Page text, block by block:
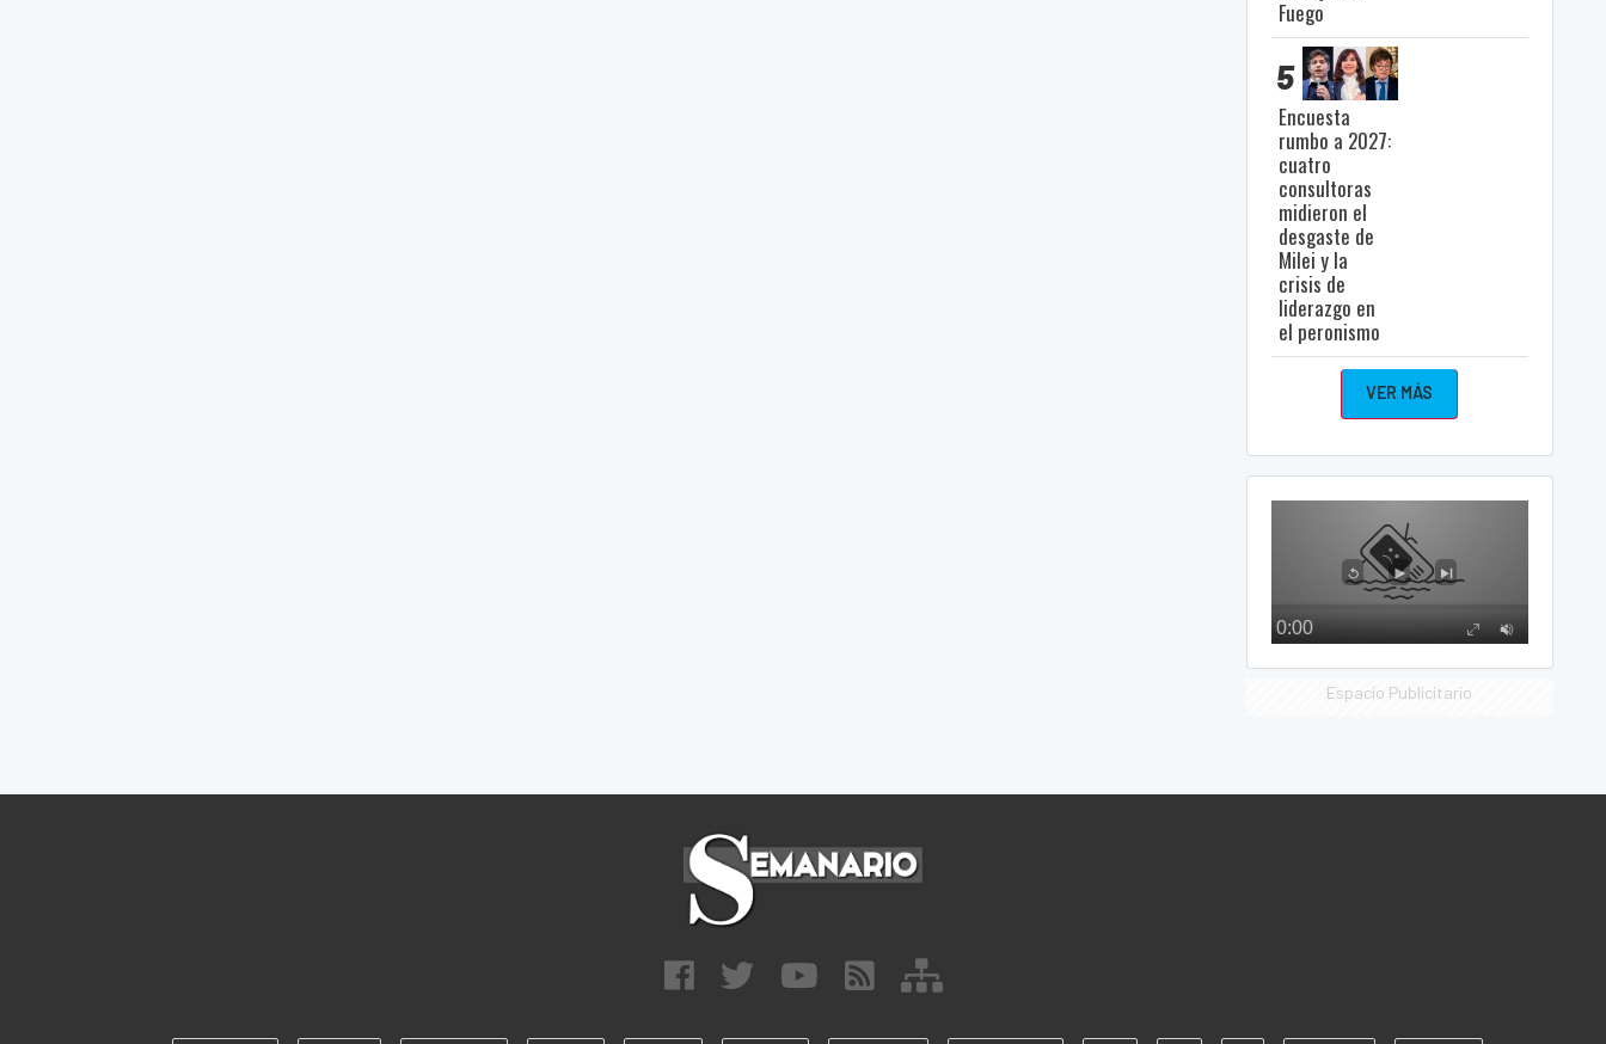
Fuego
5
Encuesta
rumbo a 2027:
cuatro
consultoras
midieron el
desgaste de
Milei y la
crisis de
liderazgo en
el peronismo
VER MÁS
Espacio Publicitario